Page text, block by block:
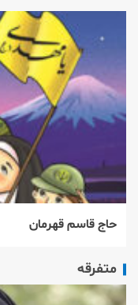
حاج قاسم قهرمان
متفرقه